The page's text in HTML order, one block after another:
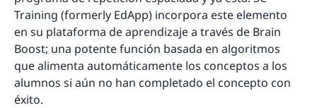
Training (formerly EdApp) incorpora este elemento
en su plataforma de aprendizaje a través de Brain
Boost; una potente función basada en algoritmos
que alimenta automáticamente los conceptos a los
alumnos si aún no han completado el concepto con
éxito.